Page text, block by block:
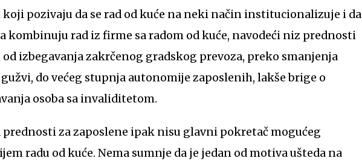
koji pozivaju da se rad od kuće na neki način institucionalizuje i da
kombinuju rad iz firme sa radom od kuće, navodeći niz prednosti
izbegavanja zakrčenog gradskog prevoza, preko smanjenja
do većeg stupnja autonomije zaposlenih, lakše brige o
osoba sa invaliditetom.
prednosti za zaposlene ipak nisu glavni pokretač mogućeg
radu od kuće. Nema sumnje da je jedan od motiva ušteda na